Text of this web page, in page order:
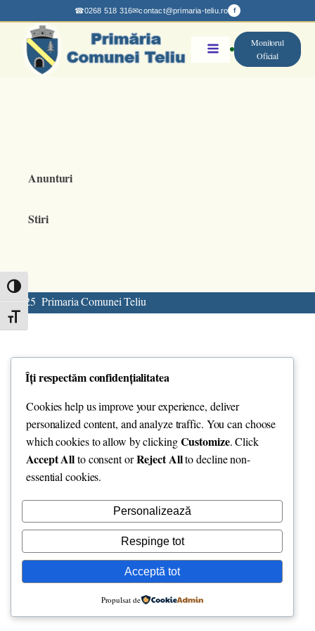
Toggle High Contrast
Toggle Font size
☎0268 518 316✉contact@primaria-teliu.ro f
Monitorul
Oficial
Anunturi
Stiri
@ 2025 Primaria Comunei Teliu
Îți respectăm confidențialitatea
Cookies help us improve your experience, deliver
personalized content, and analyze traffic. You can choose
which cookies to allow by clickingCustomize. Click
Accept Allto consent orReject Allto decline non-
essential cookies.
Personalizează
Respinge tot
Acceptă tot
Propulsat de